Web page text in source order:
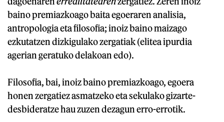
baino premiazkoago baita egoeraren analisia,
antropologia eta filosofia; inoiz baino maizago
ezkutatzen dizkigulako zergatiak (elitea ipurdia
agerian geratuko delakoan edo).
Filosofia, bai, inoiz baino premiazkoago, egoera
honen zergatiez asmatzeko eta sekulako gizarte-
desbideratze hau zuzen dezagun erro-errotik.